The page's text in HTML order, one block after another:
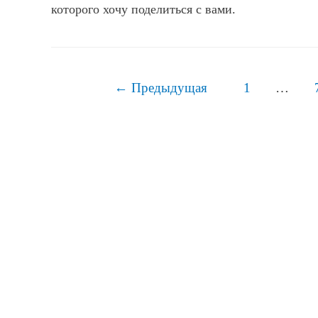
которого хочу поделиться с вами.
Навигация
← Предыдущая 1 …